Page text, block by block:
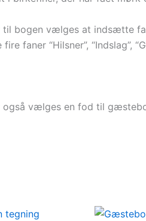
bogen vælges at indsætte
faner “Hilsner”, “Indslag”,
også vælges en fod til